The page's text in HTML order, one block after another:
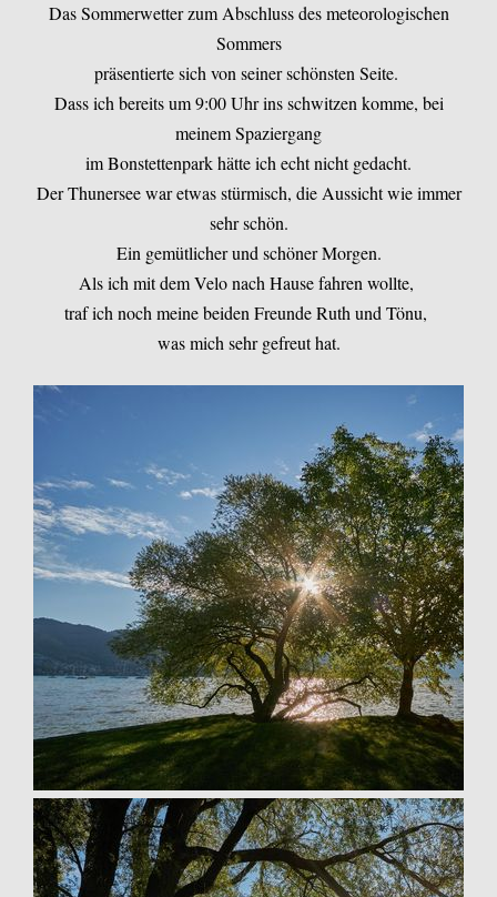
Das Sommerwetter zum Abschluss des meteorologischen
Sommers
präsentierte sich von seiner schönsten Seite.
Dass ich bereits um 9:00 Uhr ins schwitzen komme, bei
meinem Spaziergang
im Bonstettenpark hätte ich echt nicht gedacht.
Der Thunersee war etwas stürmisch, die Aussicht wie immer
sehr schön.
Ein gemütlicher und schöner Morgen.
Als ich mit dem Velo nach Hause fahren wollte,
traf ich noch meine beiden Freunde Ruth und Tönu,
was mich sehr gefreut hat.